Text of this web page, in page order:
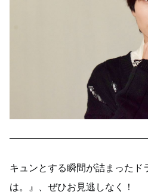
キュンとする瞬間が詰まったド
は。』、ぜひお見逃しなく！